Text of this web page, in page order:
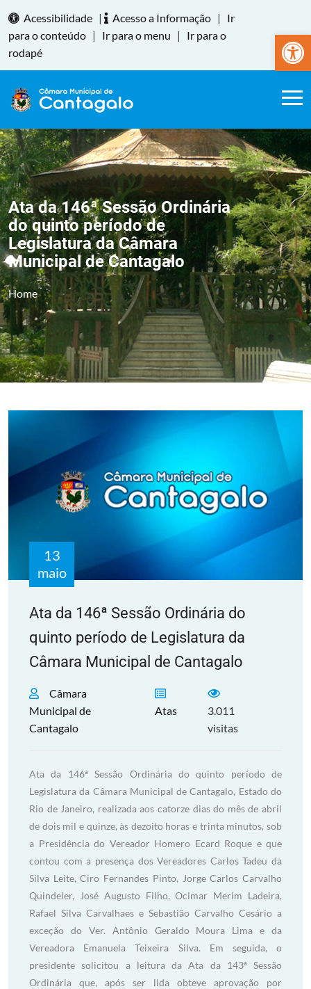
Abrir
Acessibilidade | Acesso a Informação |
Ir
para o conteúdo | Ir para o menu |
Ir para o
rodapé
Ata da 146ª Sessão Ordinária
do quinto período de
Legislatura da Câmara
Municipal de Cantagalo
Home
13
maio
Ata da 146ª Sessão Ordinária do
quinto período de Legislatura da
Câmara Municipal de Cantagalo
Câmara
Municipal de
Cantagalo
Atas
3.011
visitas
Ata da 146ª Sessão Ordinária do quinto período de
Legislatura da Câmara Municipal de Cantagalo, Estado do
Rio de Janeiro, realizada aos catorze dias do mês de abril
de dois mil e quinze, às dezoito horas e trinta minutos, sob
a Presidência do Vereador Homero Ecard Roque e que
contou com a presença dos Vereadores Carlos Tadeu da
Silva Leite, Ciro Fernandes Pinto, Jorge Carlos Carvalho
Quindeler, José Augusto Filho, Ocimar Merim Ladeira,
Rafael Silva Carvalhaes e Sebastião Carvalho Cesário a
exceção do Ver. Antônio Geraldo Moura Lima e da
Vereadora Emanuela Teixeira Silva. Em seguida, o
presidente solicitou a leitura da Ata da 143ª Sessão
Ordinária que, após ser lida obteve aprovação por